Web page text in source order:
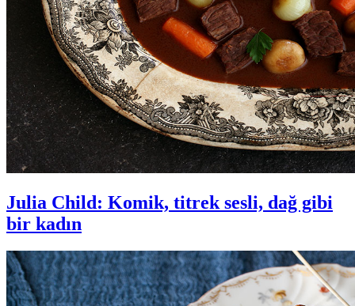
Julia Child: Komik, titrek sesli, dağ gibi
bir kadın